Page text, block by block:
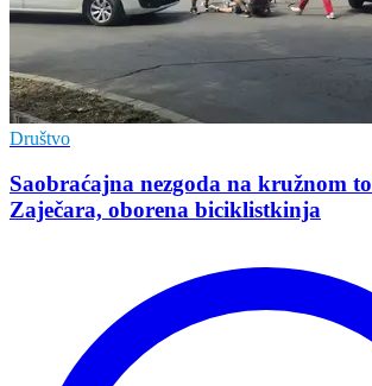
Društvo
Saobraćajna nezgoda na kružnom
Zaječara, oborena biciklistkinja